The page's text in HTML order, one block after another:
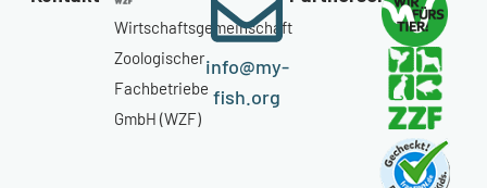
Wirtschaftsgemeinschaft
Zoologischer
Fachbetriebe
GmbH (WZF)
info@my-
fish.org